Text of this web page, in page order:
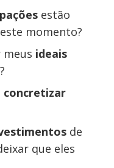
estão
momento?
meus ideais
concretizar
de
que eles